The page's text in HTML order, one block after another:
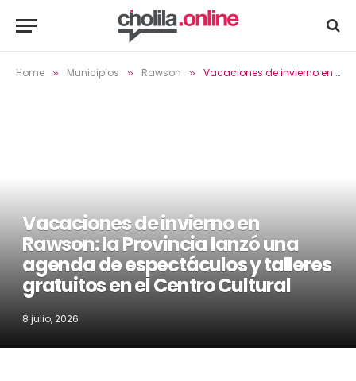
Home » Municipios » Rawson » Vacaciones de invierno en Rawson: la Provincia lanzó una agenda de espectáculos y talleres gratuitos en el Centro Cultural
Vacaciones de invierno en
Rawson: la Provincia lanzó una
agenda de espectáculos y talleres
gratuitos en el Centro Cultural
8 julio, 2026